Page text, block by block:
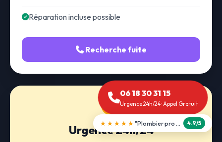
Réparation incluse possible
Recherche fuite
Urgence 24h/24
06 18 30 31 15
Urgence 24h/24 · Appel Gratuit
★★★★★ "Débouchage WC en 30 min" 5.0/5